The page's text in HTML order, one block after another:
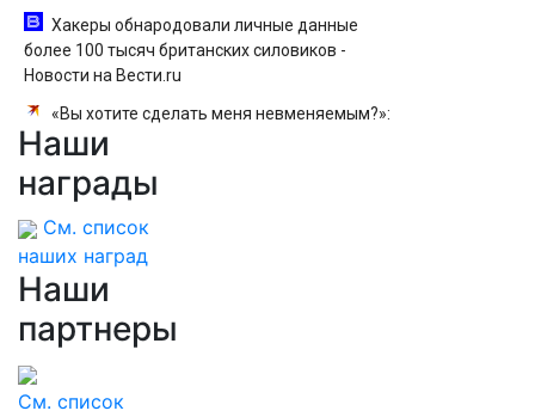
Хакеры обнародовали личные данные
более 100 тысяч британских силовиков -
Новости на Вести.ru
«Вы хотите сделать меня невменяемым?»:
Как 15-летний школьник убил одноклассницу,
избежал наказания
Наши
награды
См. список
наших наград
Наши
партнеры
См. список